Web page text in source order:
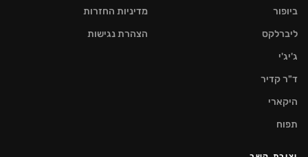
ביופור
ליברלקס
ג'יג'י
ד"ר קדיר
היקארי
תפוח
מדיניות החזרות
הצהרת נגישות